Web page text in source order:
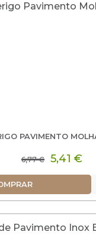
PAVIMENTO
6,77 € 5,41 €